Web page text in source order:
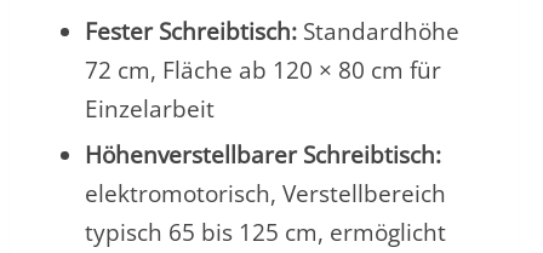
Fester Schreibtisch: Standardhöhe
72 cm, Fläche ab 120 × 80 cm für
Einzelarbeit
Höhenverstellbarer Schreibtisch:
elektromotorisch, Verstellbereich
typisch 65 bis 125 cm, ermöglicht